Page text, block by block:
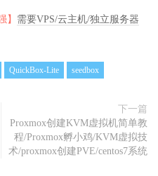
】 需要VPS/云主机/独立服务器
QuickBox-Lite seedbox
下一篇
Proxmox创建KVM虚拟机简单教
程/Proxmox孵小鸡/KVM虚拟技
术/proxmox创建PVE/centos7系统